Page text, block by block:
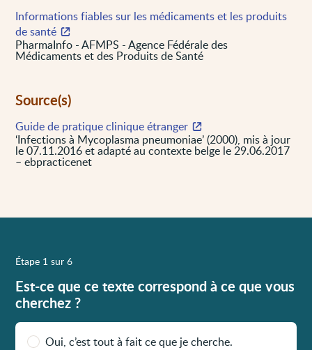
Informations fiables sur les médicaments et les produits
de santé
PharmaInfo - AFMPS - Agence Fédérale des
Médicaments et des Produits de Santé
Source(s)
Guide de pratique clinique étranger
‘Infections à Mycoplasma pneumoniae’ (2000), mis à jour
le 07.11.2016 et adapté au contexte belge le 29.06.2017
– ebpracticenet
Étape 1 sur 6
Est-ce que ce texte correspond à ce que vous
cherchez ?
Oui, c’est tout à fait ce que je cherche.